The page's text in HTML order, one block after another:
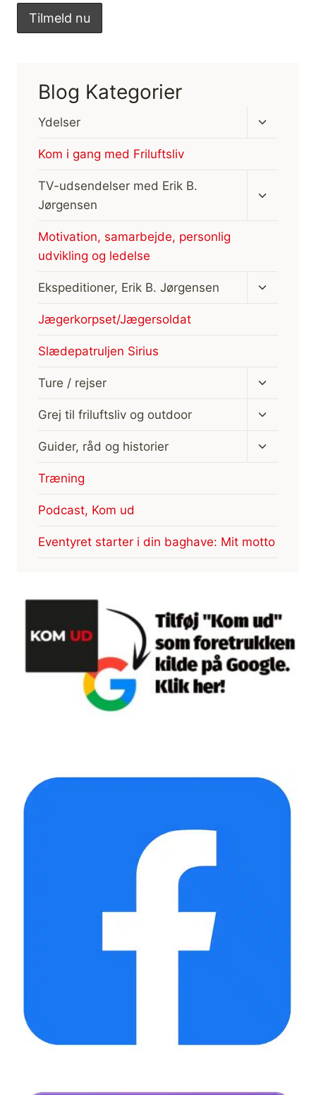
Blog Kategorier
Ydelser
Skift
Kom i gang med Friluftsliv
TV-udsendelser med Erik B.
Jørgensen
Motivation, samarbejde, personlig
udvikling og ledelse
Ekspeditioner, Erik B. Jørgensen
Skift
Jægerkorpset/Jægersoldat
Slædepatruljen Sirius
Ture / rejser
Skift
Grej til friluftsliv og outdoor
Skift
Guider, råd og historier
Skift
Træning
Podcast, Kom ud
Eventyret starter i din baghave: Mit motto